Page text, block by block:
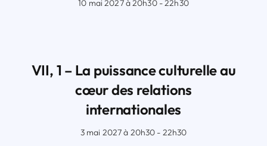
10 mai 2027 à 20h30 - 22h30
VII, 1 – La puissance culturelle au
cœur des relations
internationales
3 mai 2027 à 20h30 - 22h30